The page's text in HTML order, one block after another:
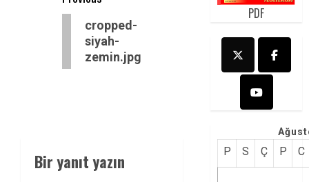
navigation
Previous
post:
cropped-
siyah-
zemin.jpg
Bir yanıt yazın
PDF
P S Ç P C